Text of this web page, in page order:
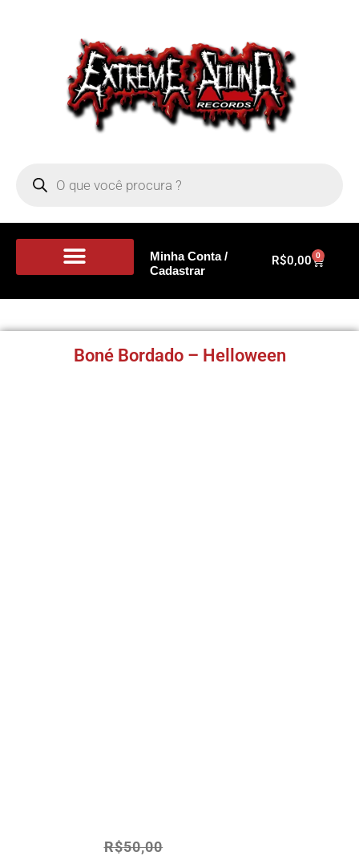
Minha Conta /
Cadastrar
R$0,00 0
Boné Bordado – Helloween
R$50,00